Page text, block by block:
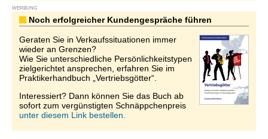
WERBUNG
Noch erfolgreicher Kundengespräche führen
Geraten Sie in Verkaufssituationen immer
wieder an Grenzen?
Wie Sie unterschiedliche Persönlichkeitstypen
zielgerichtet ansprechen, erfahren Sie im
Praktikerhandbuch „Vertriebsgötter“.
Interessiert? Dann können Sie das Buch ab
sofort zum vergünstigten Schnäppchenpreis
unter diesem Link bestellen.